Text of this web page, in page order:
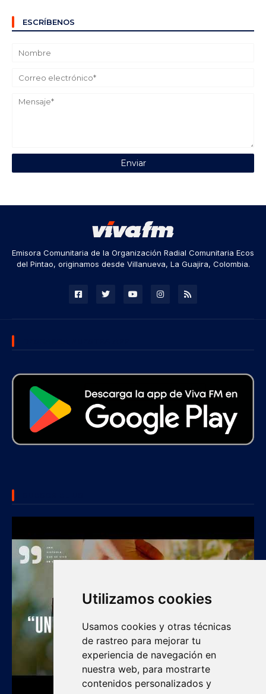
Utilizamos cookies
Usamos cookies y otras técnicas
de rastreo para mejorar tu
experiencia de navegación en
nuestra web, para mostrarte
contenidos personalizados y
ESCRÍBENOS
Emisora Comunitaria de la Organización Radial Comunitaria Ecos
del Pintao, originamos desde Villanueva, La Guajira, Colombia.